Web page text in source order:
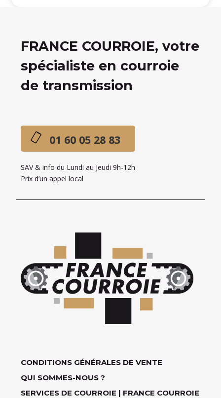
FRANCE COURROIE, votre
spécialiste en courroie
de transmission
01 60 05 28 83
SAV & info du Lundi au Jeudi 9h-12h
Prix d’un appel local
CONDITIONS GÉNÉRALES DE VENTE
QUI SOMMES-NOUS ?
SERVICES DE COURROIE | FRANCE COURROIE